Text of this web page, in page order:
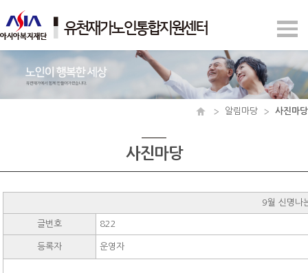
알림마당 사진마당
사진마당
9월 신명나
글번호 822
등록자 운영자